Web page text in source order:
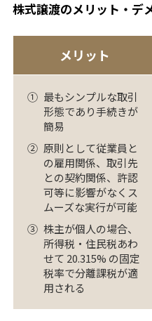
株式譲渡のメリット・デ
メリット
① 最もシンプルな取引
形態であり手続きが
簡易
② 原則として従業員と
の雇用関係、取引先
との契約関係、許認
可等に影響がなくス
ムーズな実行が可能
③ 株主が個人の場合、
所得税・住民税あわ
せて 20.315% の固定
税率で分離課税が適
用される